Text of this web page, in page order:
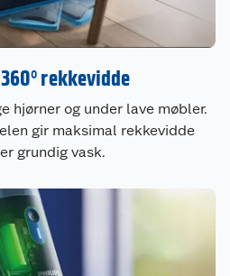
rekkevidde
hjørner og under lave møbler.
gir maksimal rekkevidde
grundig vask.